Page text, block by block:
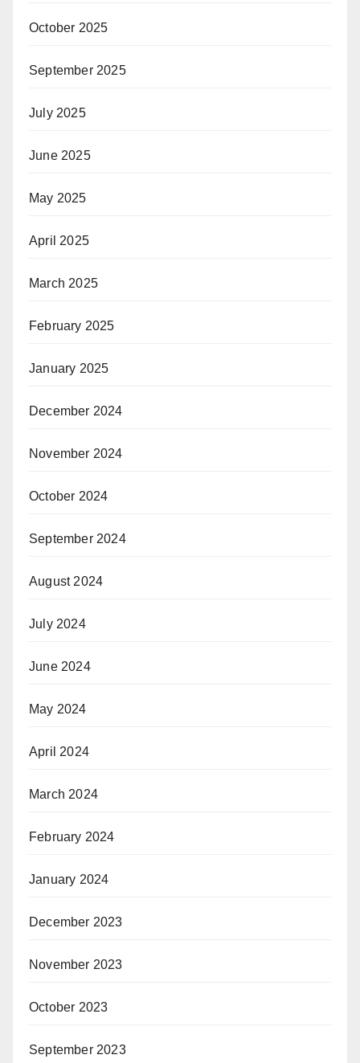
October 2025
September 2025
July 2025
June 2025
May 2025
April 2025
March 2025
February 2025
January 2025
December 2024
November 2024
October 2024
September 2024
August 2024
July 2024
June 2024
May 2024
April 2024
March 2024
February 2024
January 2024
December 2023
November 2023
October 2023
September 2023